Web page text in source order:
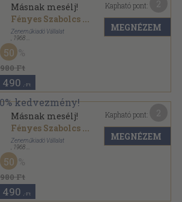
Másnak mesélj!
Fényes Szabolcs ...
Zeneműkiadó Vállalat
1968
Papír
980 Ft
50
490 ,-Ft
Kapható pont:
MEGNÉZEM
Másnak mesélj!
Fényes Szabolcs ...
Zeneműkiadó Vállalat
1968
Papír
980 Ft
50
490 ,-Ft
Kapható pont:
MEGNÉZEM